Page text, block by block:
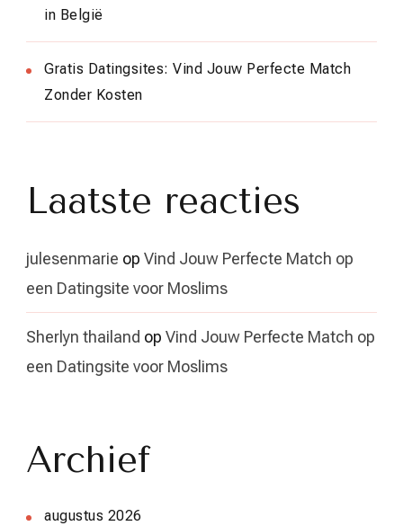
in België
Gratis Datingsites: Vind Jouw Perfecte Match
Zonder Kosten
Laatste reacties
julesenmarie op Vind Jouw Perfecte Match op
een Datingsite voor Moslims
Sherlyn thailand op Vind Jouw Perfecte Match op
een Datingsite voor Moslims
Archief
augustus 2026